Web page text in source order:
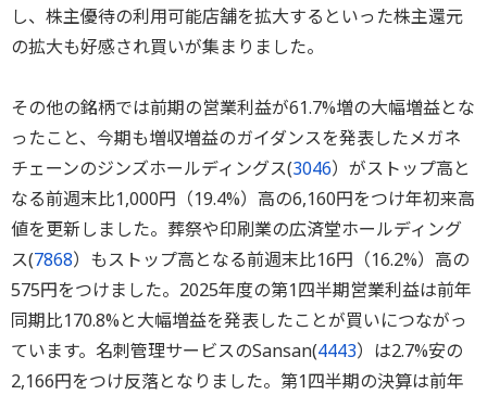
し、株主優待の利用可能店舗を拡大するといった株主還元
の拡大も好感され買いが集まりました。
その他の銘柄では前期の営業利益が61.7%増の大幅増益とな
ったこと、今期も増収増益のガイダンスを発表したメガネ
チェーンのジンズホールディングス(3046）がストップ高と
なる前週末比1,000円（19.4%）高の6,160円をつけ年初来高
値を更新しました。葬祭や印刷業の広済堂ホールディング
ス(7868）もストップ高となる前週末比16円（16.2%）高の
575円をつけました。2025年度の第1四半期営業利益は前年
同期比170.8%と大幅増益を発表したことが買いにつながっ
ています。名刺管理サービスのSansan(4443）は2.7%安の
2,166円をつけ反落となりました。第1四半期の決算は前年